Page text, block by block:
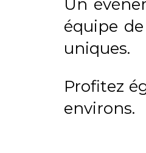
Un
équipe
uniques.
Profitez
environs.